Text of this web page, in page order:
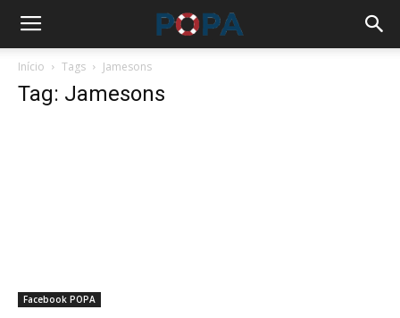
Início Tags Jamesons
Tag: Jamesons
Facebook POPA